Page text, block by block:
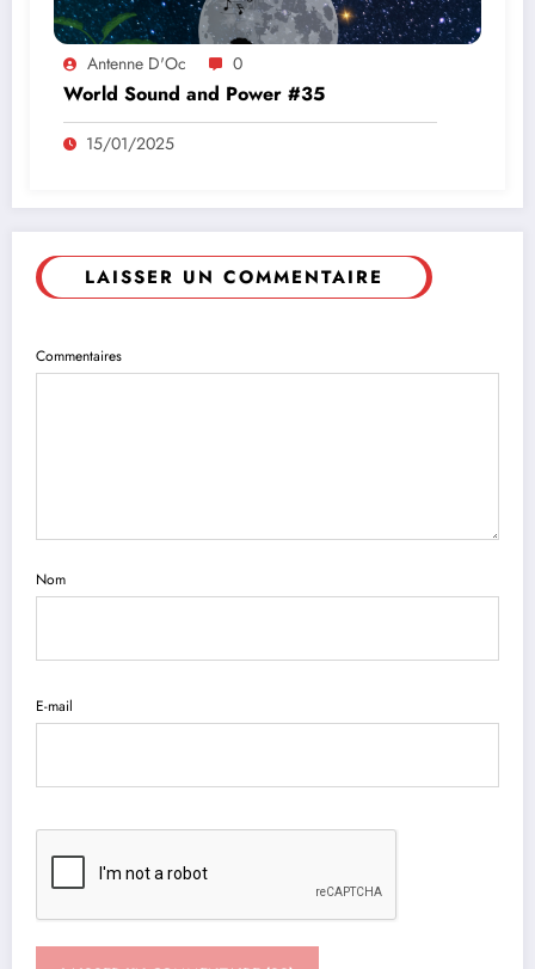
Antenne D'Oc 0
World Sound and Power #35
15/01/2025
LAISSER UN COMMENTAIRE
Commentaires
Nom
E-mail